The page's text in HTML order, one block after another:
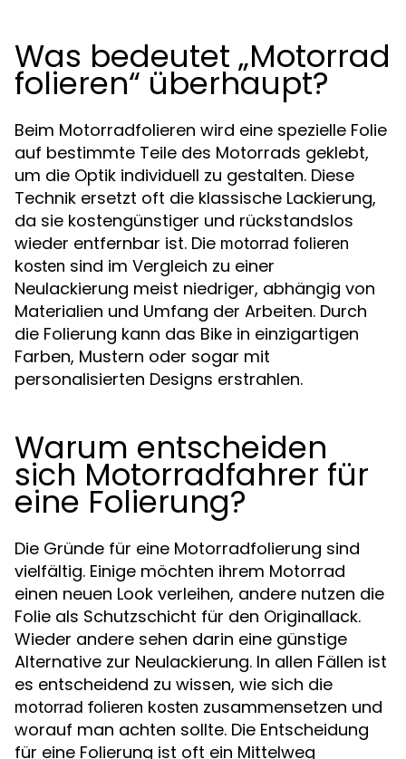
Was bedeutet „Motorrad
folieren“ überhaupt?
Beim Motorradfolieren wird eine spezielle Folie
auf bestimmte Teile des Motorrads geklebt,
um die Optik individuell zu gestalten. Diese
Technik ersetzt oft die klassische Lackierung,
da sie kostengünstiger und rückstandslos
wieder entfernbar ist. Die motorrad folieren
kosten sind im Vergleich zu einer
Neulackierung meist niedriger, abhängig von
Materialien und Umfang der Arbeiten. Durch
die Folierung kann das Bike in einzigartigen
Farben, Mustern oder sogar mit
personalisierten Designs erstrahlen.
Warum entscheiden
sich Motorradfahrer für
eine Folierung?
Die Gründe für eine Motorradfolierung sind
vielfältig. Einige möchten ihrem Motorrad
einen neuen Look verleihen, andere nutzen die
Folie als Schutzschicht für den Originallack.
Wieder andere sehen darin eine günstige
Alternative zur Neulackierung. In allen Fällen ist
es entscheidend zu wissen, wie sich die
motorrad folieren kosten zusammensetzen und
worauf man achten sollte. Die Entscheidung
für eine Folierung ist oft ein Mittelweg